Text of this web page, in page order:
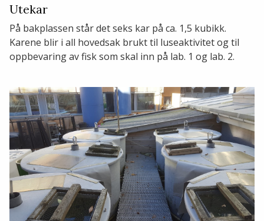
Utekar
På bakplassen står det seks kar på ca. 1,5 kubikk.
Karene blir i all hovedsak brukt til luseaktivitet og til
oppbevaring av fisk som skal inn på lab. 1 og lab. 2.